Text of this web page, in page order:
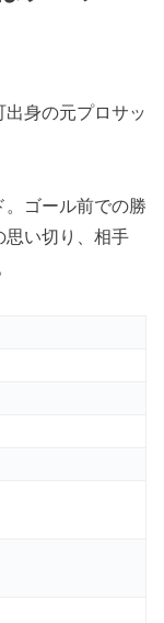
身の元プロサッ
ゴール前での勝
思い切り、相手